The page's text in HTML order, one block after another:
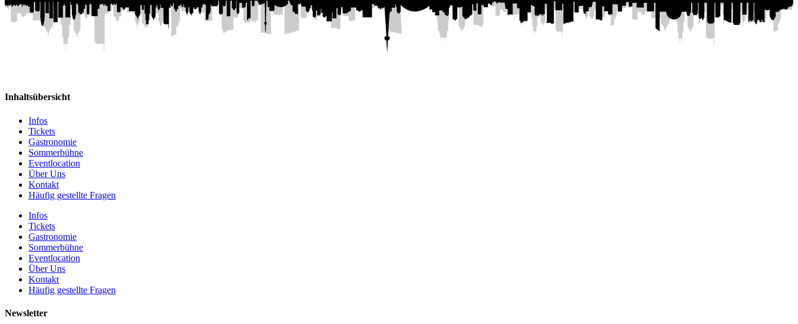
Inhaltsübersicht
Infos
Tickets
Gastronomie
Sommerbühne
Eventlocation
Über Uns
Kontakt
Häufig gestellte Fragen
Infos
Tickets
Gastronomie
Sommerbühne
Eventlocation
Über Uns
Kontakt
Häufig gestellte Fragen
Newsletter